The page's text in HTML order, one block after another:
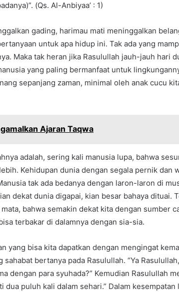
(Qs. Al-Anbiyaa’ : 1)
gading, harimau mati meninggalkan
untuk apa hidup ini. Tak ada yang
Maka tak heran jika Rasulullah jauh-jauh hari
yang paling bermanfaat untuk
sepanjang zaman, minimal oleh anak cucu
Ajaran Taqwa
adalah, sering kali manusia lupa, bahwa
Kehidupan dunia dengan segala pernik dan
tak ada bedanya dengan laron-laron di
dekat dunia digapai, kian besar bahaya dituai.
bahwa semakin dekat kita dengan sumber
terbakar di dalamnya dengan sia-sia.
yang bisa kita dapatkan dengan mengingat
sahabat bertanya pada Rasulullah. “Ya
dengan para syuhada?” Kemudian Rasulullah
dua puluh kali dalam sehari.” Dalam